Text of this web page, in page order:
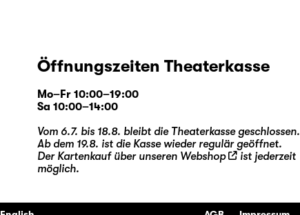
Öffnungszeiten Theaterkasse
Mo–Fr 10:00–19:00
Sa 10:00–14:00
Vom 6.7. bis 18.8. bleibt die Theaterkasse geschlossen.
Ab dem 19.8. ist die Kasse wieder regulär geöffnet.
Der Kartenkauf über unseren Webshop
ist jederzeit
möglich.